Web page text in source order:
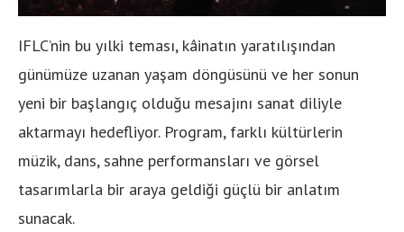
IFLC’nin bu yılki teması, kâinatın yaratılışından
günümüze uzanan yaşam döngüsünü ve her sonun
yeni bir başlangıç olduğu mesajını sanat diliyle
aktarmayı hedefliyor. Program, farklı kültürlerin
müzik, dans, sahne performansları ve görsel
tasarımlarla bir araya geldiği güçlü bir anlatım
sunacak.